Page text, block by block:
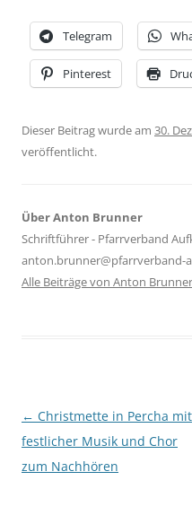
Telegram
Pinterest
Dieser Beitrag wurde am 30.
veröffentlicht.
Über Anton Brunner
Schriftführer - Pfarrverband
anton.brunner@pfarrverband-
Alle Beiträge von Anton
Beitragsnavigation
← Christmette in Percha mit
festlicher Musik und Chor
zum Nachhören